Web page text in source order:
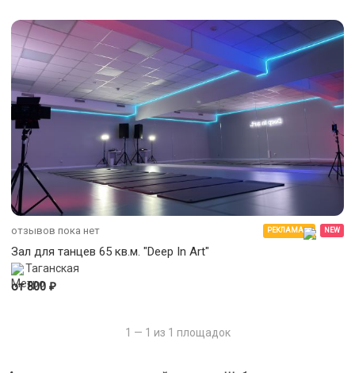
отзывов пока нет РЕКЛАМА NEW
Зал для танцев 65 кв.м. "Deep In Art"
Таганская
от 800 ₽
1 — 1 из 1 площадок